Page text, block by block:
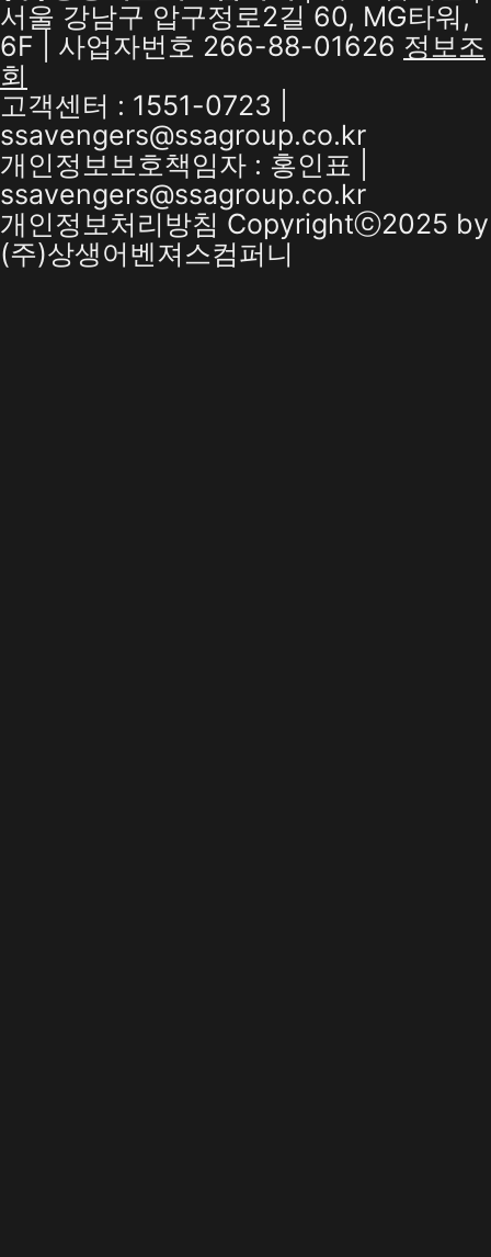
서울 강남구 압구정로2길 60, MG타워,
6F | 사업자번호 266-88-01626 정보조
회
고객센터 : 1551-0723 |
ssavengers@ssagroup.co.kr
개인정보보호책임자 : 홍인표 |
ssavengers@ssagroup.co.kr
개인정보처리방침 Copyrightⓒ2025 by
(주)상생어벤져스컴퍼니